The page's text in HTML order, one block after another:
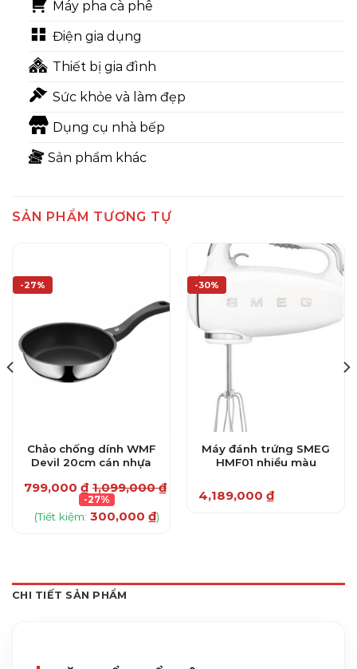
Máy pha cà phê
Điện gia dụng
Thiết bị gia đình
Sức khỏe và làm đẹp
Dụng cụ nhà bếp
Sản phẩm khác
SẢN PHẨM TƯƠNG TỰ
-27%
Chảo chống dính WMF
Devil 20cm cán nhựa
799,000 ₫ 1,099,000₫
-27%
(Tiết kiệm:300,000₫)
-30%
Máy đánh trứng SMEG
HMF01 nhiều màu
4,189,000 ₫
CHI TIẾT SẢN PHẨM